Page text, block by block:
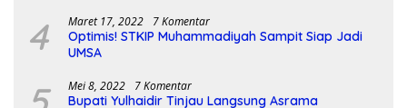
4 Maret 17, 2022 7 Komentar
Optimis! STKIP Muhammadiyah Sampit Siap Jadi
UMSA
Mei 8, 2022 7 Komentar
Bupati Yulhaidir Tinjau Langsung Asrama